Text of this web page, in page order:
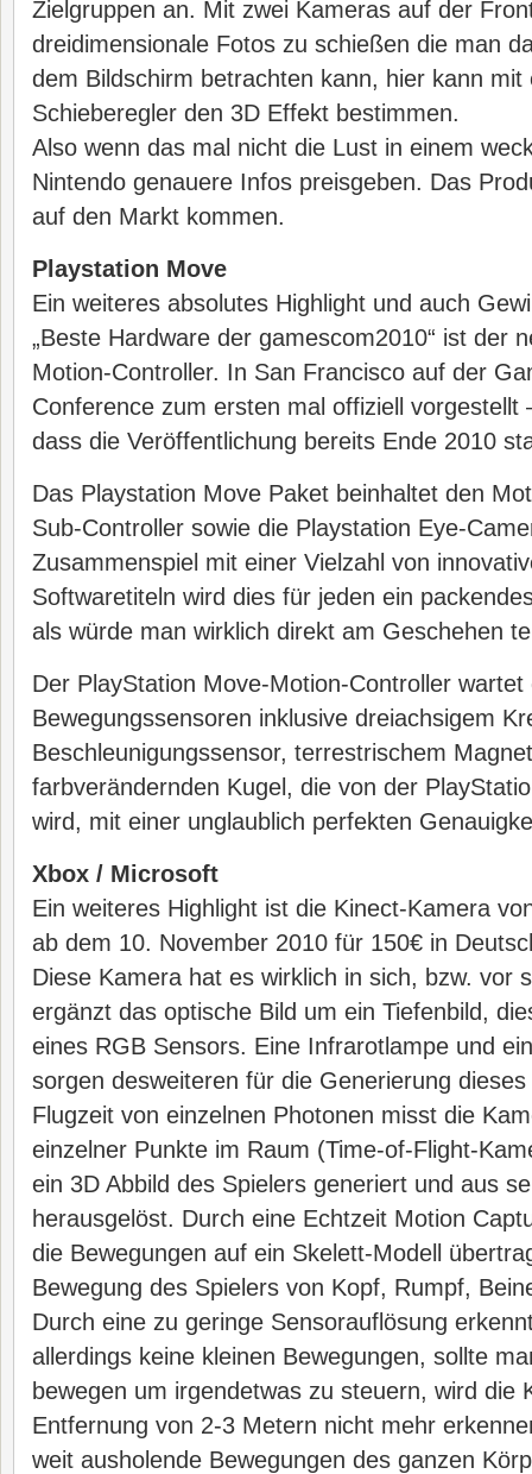
Zielgruppen an. Mit zwei Kameras auf der
dreidimensionale Fotos zu schießen die man
dem Bildschirm betrachten kann, hier kann mit
Schieberegler den 3D Effekt bestimmen.
Also wenn das mal nicht die Lust in einem
Nintendo genauere Infos preisgeben. Das
auf den Markt kommen.
Playstation Move
Ein weiteres absolutes Highlight und auch
„Beste Hardware der gamescom2010“ ist der
Motion-Controller. In San Francisco auf der
Conference zum ersten mal offiziell vorgestellt
dass die Veröffentlichung bereits Ende 2010
Das Playstation Move Paket beinhaltet den
Sub-Controller sowie die Playstation Eye-
Zusammenspiel mit einer Vielzahl von
Softwaretiteln wird dies für jeden ein
als würde man wirklich direkt am Geschehen
Der PlayStation Move-Motion-Controller
Bewegungssensoren inklusive dreiachsigem
Beschleunigungssensor, terrestrischem
farbverändernden Kugel, die von der
wird, mit einer unglaublich perfekten
Xbox / Microsoft
Ein weiteres Highlight ist die Kinect-Kamera
ab dem 10. November 2010 für 150€ in
Diese Kamera hat es wirklich in sich, bzw. vor
ergänzt das optische Bild um ein Tiefenbild,
eines RGB Sensors. Eine Infrarotlampe und
sorgen desweiteren für die Generierung
Flugzeit von einzelnen Photonen misst die
einzelner Punkte im Raum (Time-of-Flight-
ein 3D Abbild des Spielers generiert und aus
herausgelöst. Durch eine Echtzeit Motion
die Bewegungen auf ein Skelett-Modell
Bewegung des Spielers von Kopf, Rumpf,
Durch eine zu geringe Sensorauflösung
allerdings keine kleinen Bewegungen, sollte
bewegen um irgendetwas zu steuern, wird die
Entfernung von 2-3 Metern nicht mehr
weit ausholende Bewegungen des ganzen